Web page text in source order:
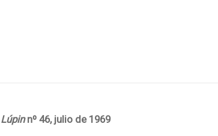
Lúpinnº 46, julio de 1969